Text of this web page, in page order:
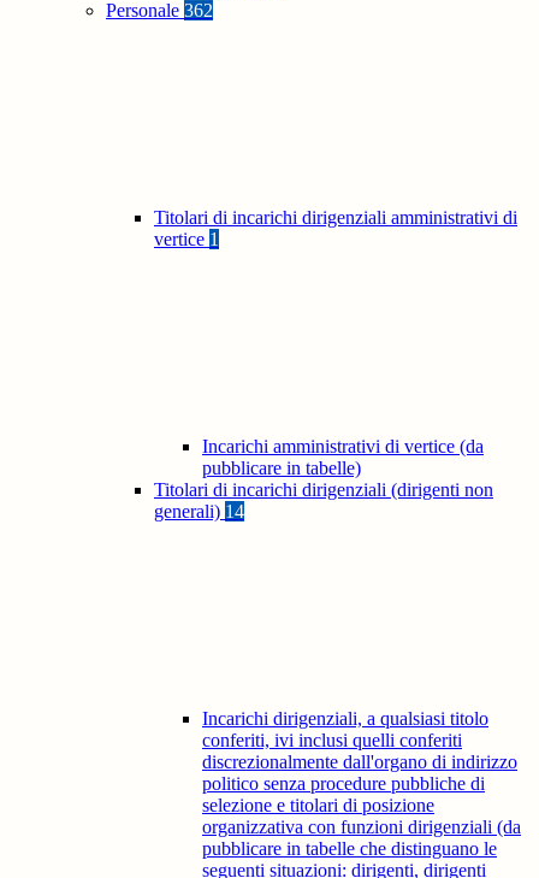
Personale 362
Titolari di incarichi dirigenziali amministrativi di
vertice 1
Incarichi amministrativi di vertice (da
pubblicare in tabelle)
Titolari di incarichi dirigenziali (dirigenti non
generali) 14
Incarichi dirigenziali, a qualsiasi titolo
conferiti, ivi inclusi quelli conferiti
discrezionalmente dall'organo di indirizzo
politico senza procedure pubbliche di
selezione e titolari di posizione
organizzativa con funzioni dirigenziali (da
pubblicare in tabelle che distinguano le
seguenti situazioni: dirigenti, dirigenti